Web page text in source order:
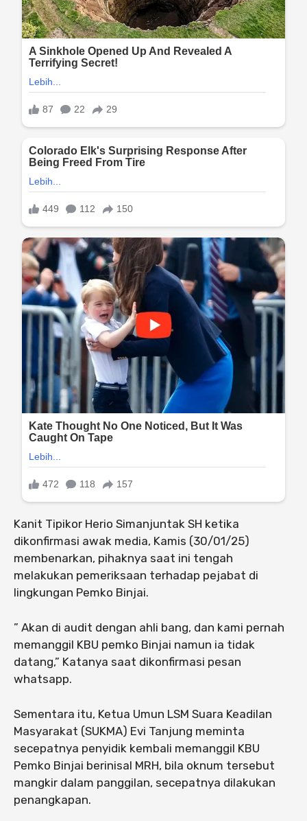
Kanit Tipikor Herio Simanjuntak SH ketika
dikonfirmasi awak media, Kamis (30/01/25)
membenarkan, pihaknya saat ini tengah
melakukan pemeriksaan terhadap pejabat di
lingkungan Pemko Binjai.
” Akan di audit dengan ahli bang, dan kami pernah
memanggil KBU pemko Binjai namun ia tidak
datang,” Katanya saat dikonfirmasi pesan
whatsapp.
Sementara itu, Ketua Umun LSM Suara Keadilan
Masyarakat (SUKMA) Evi Tanjung meminta
secepatnya penyidik kembali memanggil KBU
Pemko Binjai berinisal MRH, bila oknum tersebut
mangkir dalam panggilan, secepatnya dilakukan
penangkapan.